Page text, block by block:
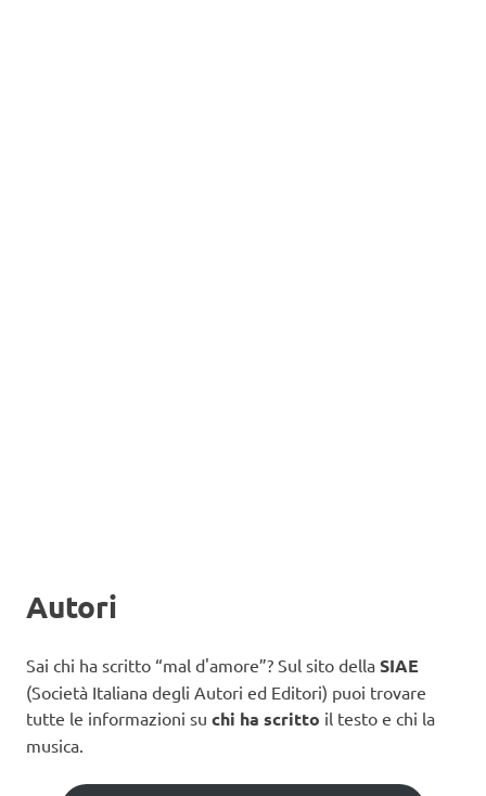
Autori
Sai chi ha scritto “mal d'amore”? Sul sito della SIAE
(Società Italiana degli Autori ed Editori) puoi trovare
tutte le informazioni su chi ha scritto il testo e chi la
musica.